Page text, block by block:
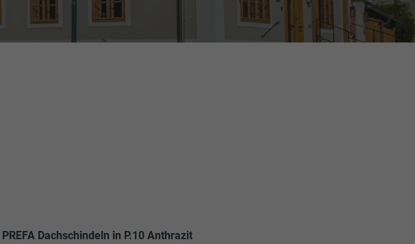
PREFA Dachschindeln in P.10 Anthrazit